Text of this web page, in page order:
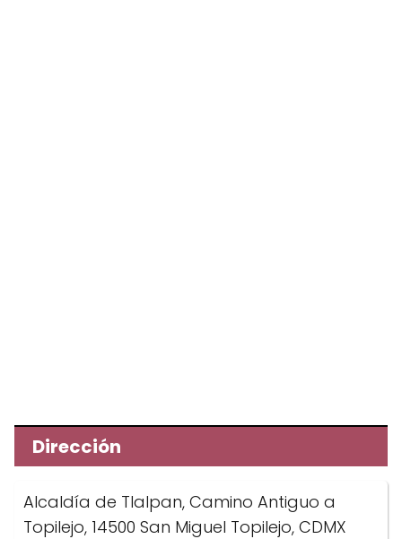
Dirección
Alcaldía de Tlalpan, Camino Antiguo a
Topilejo, 14500 San Miguel Topilejo, CDMX